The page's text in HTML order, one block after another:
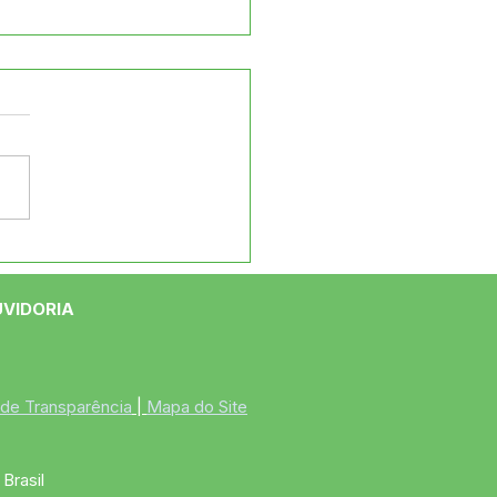
caminhada em
ao Dia Internacional
Transparência Mapa do Site